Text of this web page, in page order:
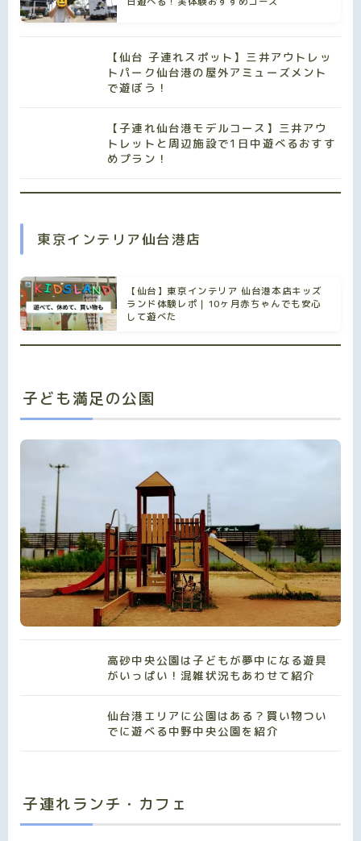
【仙台 子連れスポット】三井アウトレッ
トパーク仙台港の屋外アミューズメント
で遊ぼう！
【子連れ仙台港モデルコース】三井アウ
トレットと周辺施設で1日中遊べるおすす
めプラン！
東京インテリア仙台港店
【仙台】東京インテリア 仙台港本店キッズ
ランド体験レポ｜10ヶ月赤ちゃんでも安心
して遊べた
子ども満足の公園
高砂中央公園は子どもが夢中になる遊具
がいっぱい！混雑状況もあわせて紹介
仙台港エリアに公園はある？買い物つい
でに遊べる中野中央公園を紹介
子連れランチ・カフェ